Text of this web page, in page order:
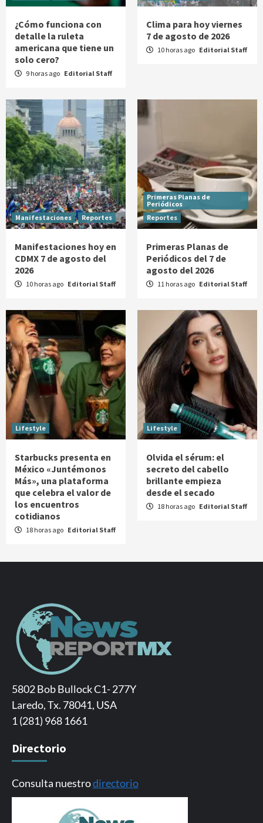
¿Cómo funciona con
detalle la ruleta
americana que tiene un
solo cero?
9 horas ago Editorial Staff
Clima para hoy viernes
7 de agosto de 2026
10 horas ago Editorial Staff
Manifestaciones Reportes
Manifestaciones hoy en
CDMX 7 de agosto del
2026
10 horas ago Editorial Staff
Primeras Planas de
Periódicos
Reportes
Primeras Planas de
Periódicos del 7 de
agosto del 2026
11 horas ago Editorial Staff
Lifestyle
Starbucks presenta en
México «Juntémonos
Más», una plataforma
que celebra el valor de
los encuentros
cotidianos
18 horas ago Editorial Staff
Lifestyle
Olvida el sérum: el
secreto del cabello
brillante empieza
desde el secado
18 horas ago Editorial Staff
5802 Bob Bullock C1- 277Y
Laredo, Tx. 78041, USA
1 (281) 968 1661
Directorio
Consulta nuestrodirectorio